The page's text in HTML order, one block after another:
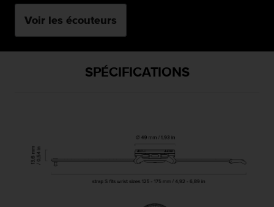
Voir les écouteurs
SPÉCIFICATIONS